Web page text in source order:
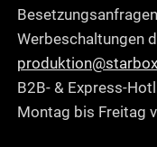
Werbeschaltungen
B2B- & Express-
Montag bis Freitag